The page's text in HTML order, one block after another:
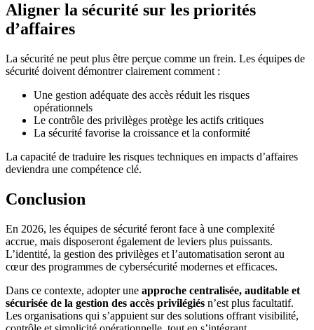
Aligner la sécurité sur les priorités
d’affaires
La sécurité ne peut plus être perçue comme un frein. Les équipes de
sécurité doivent démontrer clairement comment :
Une gestion adéquate des accès réduit les risques
opérationnels
Le contrôle des privilèges protège les actifs critiques
La sécurité favorise la croissance et la conformité
La capacité de traduire les risques techniques en impacts d’affaires
deviendra une compétence clé.
Conclusion
En 2026, les équipes de sécurité feront face à une complexité
accrue, mais disposeront également de leviers plus puissants.
L’identité, la gestion des privilèges et l’automatisation seront au
cœur des programmes de cybersécurité modernes et efficaces.
Dans ce contexte, adopter une approche centralisée, auditable et
sécurisée de la gestion des accès privilégiés n’est plus facultatif.
Les organisations qui s’appuient sur des solutions offrant visibilité,